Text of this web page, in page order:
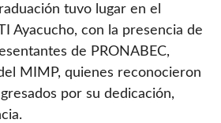
tuvo lugar en el
Ayacucho, con la presencia de
de PRONABEC,
MIMP, quienes reconocieron
por su dedicación,